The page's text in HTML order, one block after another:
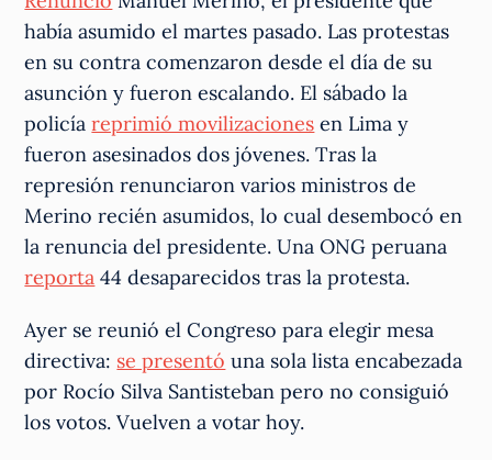
había asumido el martes pasado. Las protestas
en su contra comenzaron desde el día de su
asunción y fueron escalando. El sábado la
policíareprimió movilizaciones en Lima y
fueron asesinados dos jóvenes. Tras la
represión renunciaron varios ministros de
Merino recién asumidos, lo cual desembocó en
la renuncia del presidente. Una ONG peruana
reporta 44 desaparecidos tras la protesta.
Ayer se reunió el Congreso para elegir mesa
directiva: se presentó una sola lista encabezada
por Rocío Silva Santisteban pero no consiguió
los votos. Vuelven a votar hoy.